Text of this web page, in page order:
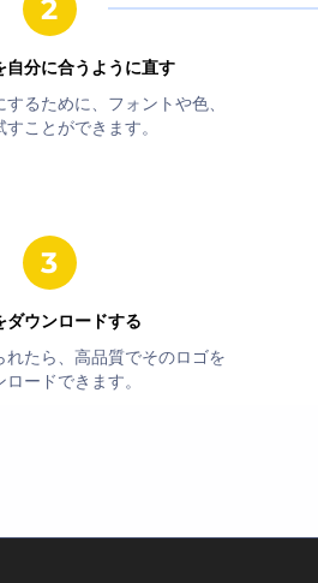
自分に合うように直す
るために、フォントや色、
ことができます。
ダウンロードする
れたら、高品質でそのロゴを
ロードできます。